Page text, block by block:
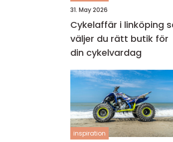
31. May 2026
Cykelaffär i linköping så
väljer du rätt butik för
din cykelvardag
inspiration